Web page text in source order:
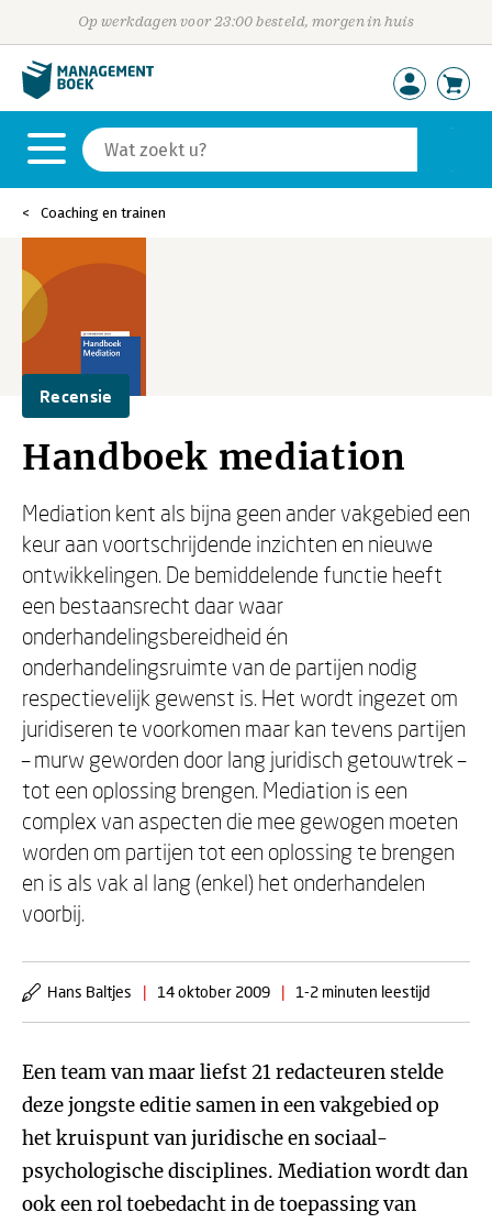
Op werkdagen voor 23:00 besteld, morgen in huis
Coaching en trainen
Recensie
Handboek mediation
Mediation kent als bijna geen ander vakgebied een
keur aan voortschrijdende inzichten en nieuwe
ontwikkelingen. De bemiddelende functie heeft
een bestaansrecht daar waar
onderhandelingsbereidheid én
onderhandelingsruimte van de partijen nodig
respectievelijk gewenst is. Het wordt ingezet om
juridiseren te voorkomen maar kan tevens partijen
– murw geworden door lang juridisch getouwtrek –
tot een oplossing brengen. Mediation is een
complex van aspecten die mee gewogen moeten
worden om partijen tot een oplossing te brengen
en is als vak al lang (enkel) het onderhandelen
voorbij.
Hans Baltjes | 14 oktober 2009 | 1-2 minuten leestijd
Een team van maar liefst 21 redacteuren stelde
deze jongste editie samen in een vakgebied op
het kruispunt van juridische en sociaal-
psychologische disciplines. Mediation wordt dan
ook een rol toebedacht in de toepassing van